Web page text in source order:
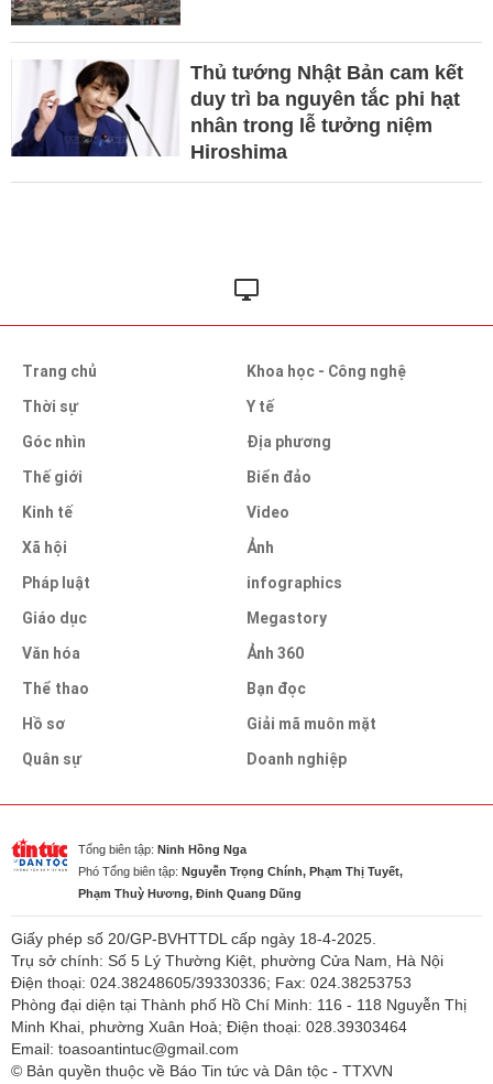
Thủ tướng Nhật Bản cam kết
duy trì ba nguyên tắc phi hạt
nhân trong lễ tưởng niệm
Hiroshima
Trang chủ
Thời sự
Góc nhìn
Thế giới
Kinh tế
Xã hội
Pháp luật
Giáo dục
Văn hóa
Thể thao
Hồ sơ
Quân sự
Khoa học - Công nghệ
Y tế
Địa phương
Biển đảo
Video
Ảnh
infographics
Megastory
Ảnh 360
Bạn đọc
Giải mã muôn mặt
Doanh nghiệp
Tổng biên tập: Ninh Hồng Nga
Phó Tổng biên tập: Nguyễn Trọng Chính, Phạm Thị Tuyết,
Phạm Thuỳ Hương, Đinh Quang Dũng
Giấy phép số 20/GP-BVHTTDL cấp ngày 18-4-2025.
Trụ sở chính: Số 5 Lý Thường Kiệt, phường Cửa Nam, Hà Nội
Điện thoại: 024.38248605/39330336; Fax: 024.38253753
Phòng đại diện tại Thành phố Hồ Chí Minh: 116 - 118 Nguyễn Thị
Minh Khai, phường Xuân Hoà; Điện thoại: 028.39303464
Email: toasoantintuc@gmail.com
© Bản quyền thuộc về Báo Tin tức và Dân tộc - TTXVN